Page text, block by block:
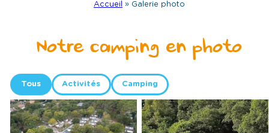
Accueil » Galerie photo
Notre camping en photo
Tous Activités Camping